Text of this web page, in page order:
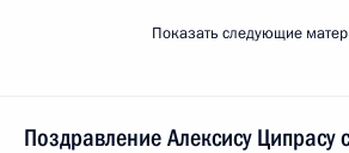
Показать следующие
Поздравление Алексису Ципрасу